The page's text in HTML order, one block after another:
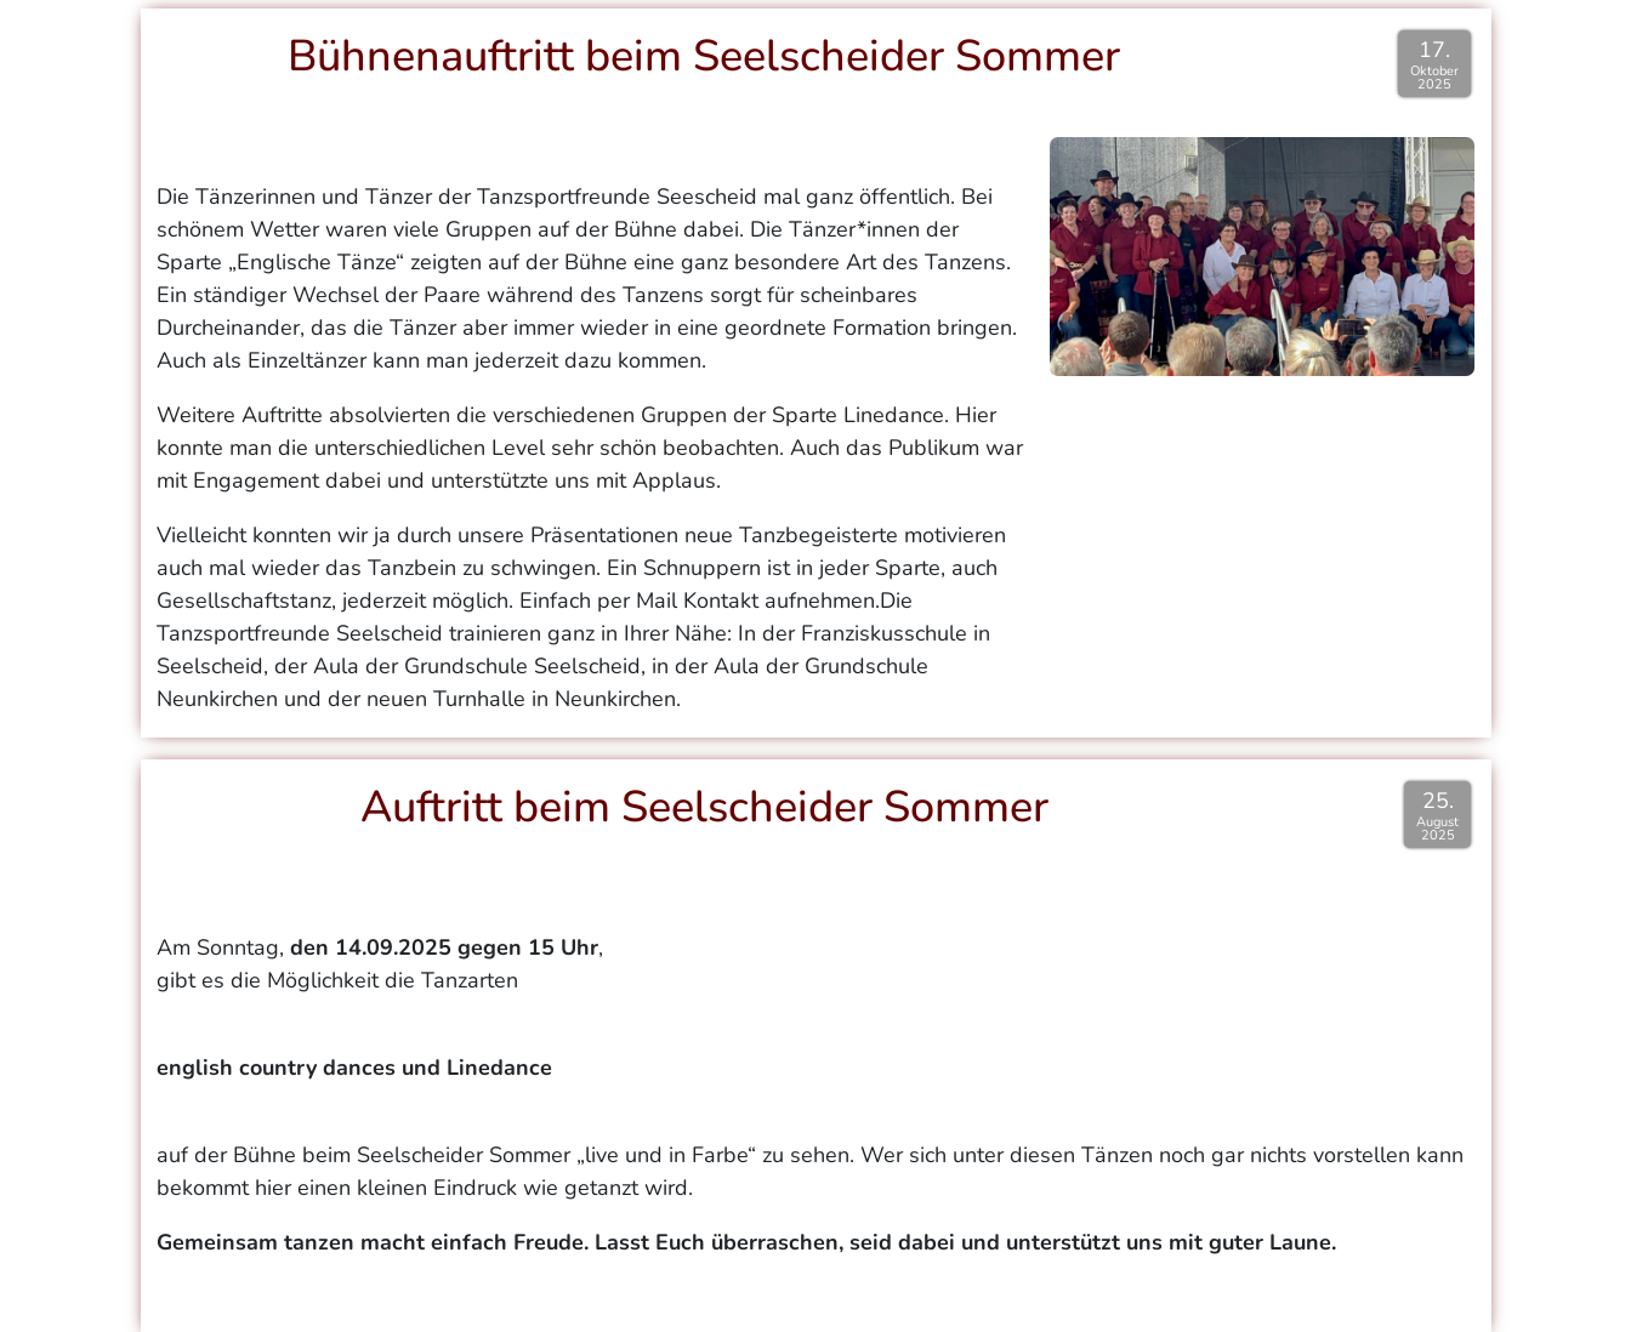
Bühnenauftritt beim Seelscheider Sommer 17.
Oktober
2025
Die Tänzerinnen und Tänzer der Tanzsportfreunde Seescheid mal ganz öffentlich. Bei
schönem Wetter waren viele Gruppen auf der Bühne dabei. Die Tänzer*innen der
Sparte „Englische Tänze“ zeigten auf der Bühne eine ganz besondere Art des Tanzens.
Ein ständiger Wechsel der Paare während des Tanzens sorgt für scheinbares
Durcheinander, das die Tänzer aber immer wieder in eine geordnete Formation bringen.
Auch als Einzeltänzer kann man jederzeit dazu kommen.
Weitere Auftritte absolvierten die verschiedenen Gruppen der Sparte Linedance. Hier
konnte man die unterschiedlichen Level sehr schön beobachten. Auch das Publikum war
mit Engagement dabei und unterstützte uns mit Applaus.
Vielleicht konnten wir ja durch unsere Präsentationen neue Tanzbegeisterte motivieren
auch mal wieder das Tanzbein zu schwingen. Ein Schnuppern ist in jeder Sparte, auch
Gesellschaftstanz, jederzeit möglich. Einfach per Mail Kontakt aufnehmen.Die
Tanzsportfreunde Seelscheid trainieren ganz in Ihrer Nähe: In der Franziskusschule in
Seelscheid, der Aula der Grundschule Seelscheid, in der Aula der Grundschule
Neunkirchen und der neuen Turnhalle in Neunkirchen.
Auftritt beim Seelscheider Sommer 25.
August
2025
Am Sonntag, den 14.09.2025 gegen 15 Uhr,
gibt es die Möglichkeit die Tanzarten
english country dances und Linedance
auf der Bühne beim Seelscheider Sommer „live und in Farbe“ zu sehen. Wer sich unter diesen Tänzen noch gar nichts vorstellen kann
bekommt hier einen kleinen Eindruck wie getanzt wird.
Gemeinsam tanzen macht einfach Freude. Lasst Euch überraschen, seid dabei und unterstützt uns mit guter Laune.